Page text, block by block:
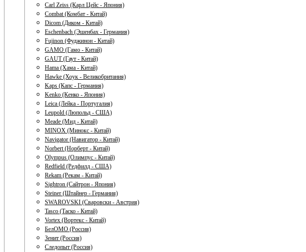
Carl Zeiss (Карл Цейс - Япония)
Combat (Комбат - Китай)
Dicom (Диком - Китай)
Eschenbach (Эшенбах - Германия)
Fujinon (Фуджинон - Китай)
GAMO (Гамо - Китай)
GAUT (Гаут - Китай)
Hama (Хама - Китай)
Hawke (Хоук - Великобритания)
Kaps (Капс - Германия)
Kenko (Кенко - Япония)
Leica (Лейка - Португалия)
Leupold (Люпольд - США)
Meade (Мид - Китай)
MINOX (Минокс - Китай)
Navigator (Навигатор - Китай)
Norbert (Норберт - Китай)
Olympus (Олимпус - Китай)
Redfield (Редфилд - США)
Rekam (Рекам - Китай)
Sightron (Сайтрон - Япония)
Steiner (Штайнер - Германия)
SWAROVSKI (Сваровски - Австрия)
Tasco (Таско - Китай)
Vortex (Вортекс - Китай)
БелОМО (Россия)
Зенит (Россия)
Следопыт (Россия)